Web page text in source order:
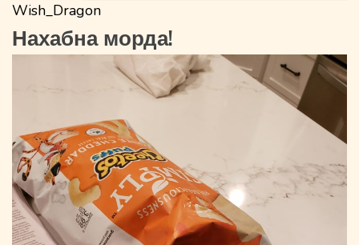
Wish_Dragon
Нахабна морда!